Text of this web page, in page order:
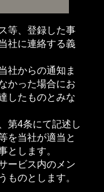
等、登録した事
社に連絡する義
社からの通知ま
かった場合にお
したものとみな
第4条にて記述し
を当社が適当と
とします。
ービス内のメン
ものとします。